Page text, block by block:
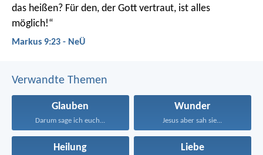
das heißen? Für den, der Gott vertraut, ist alles
möglich!“
Markus 9:23 - NeÜ
Verwandte Themen
Glauben
Darum sage ich euch...
Wunder
Jesus aber sah sie...
Heilung Liebe